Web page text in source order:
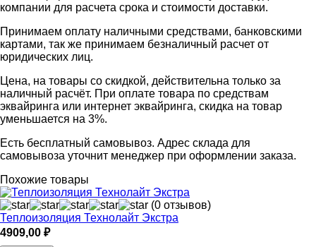
компании для расчета срока и стоимости доставки.
Принимаем оплату наличными средствами, банковскими
картами, так же принимаем безналичный расчет от
юридических лиц.
Цена, на товары со скидкой, действительна только за
наличный расчёт. При оплате товара по средствам
эквайринга или интернет эквайринга, скидка на товар
уменьшается на 3%.
Есть бесплатный самовывоз. Адрес склада для
самовывоза уточнит менеджер при оформлении заказа.
Похожие товары
(0 отзывов)
Теплоизоляция Технолайт Экстра
4909,00 ₽